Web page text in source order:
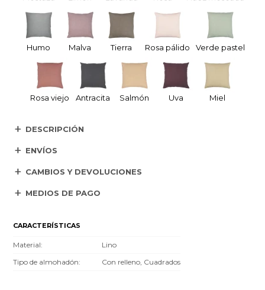
Humo Malva Tierra Rosa pálido Verde pastel
Rosa viejo Antracita Salmón Uva Miel
DESCRIPCIÓN
ENVÍOS
CAMBIOS Y DEVOLUCIONES
MEDIOS DE PAGO
CARACTERÍSTICAS
Material
Lino
Tipo de almohadón
Con relleno, Cuadrados